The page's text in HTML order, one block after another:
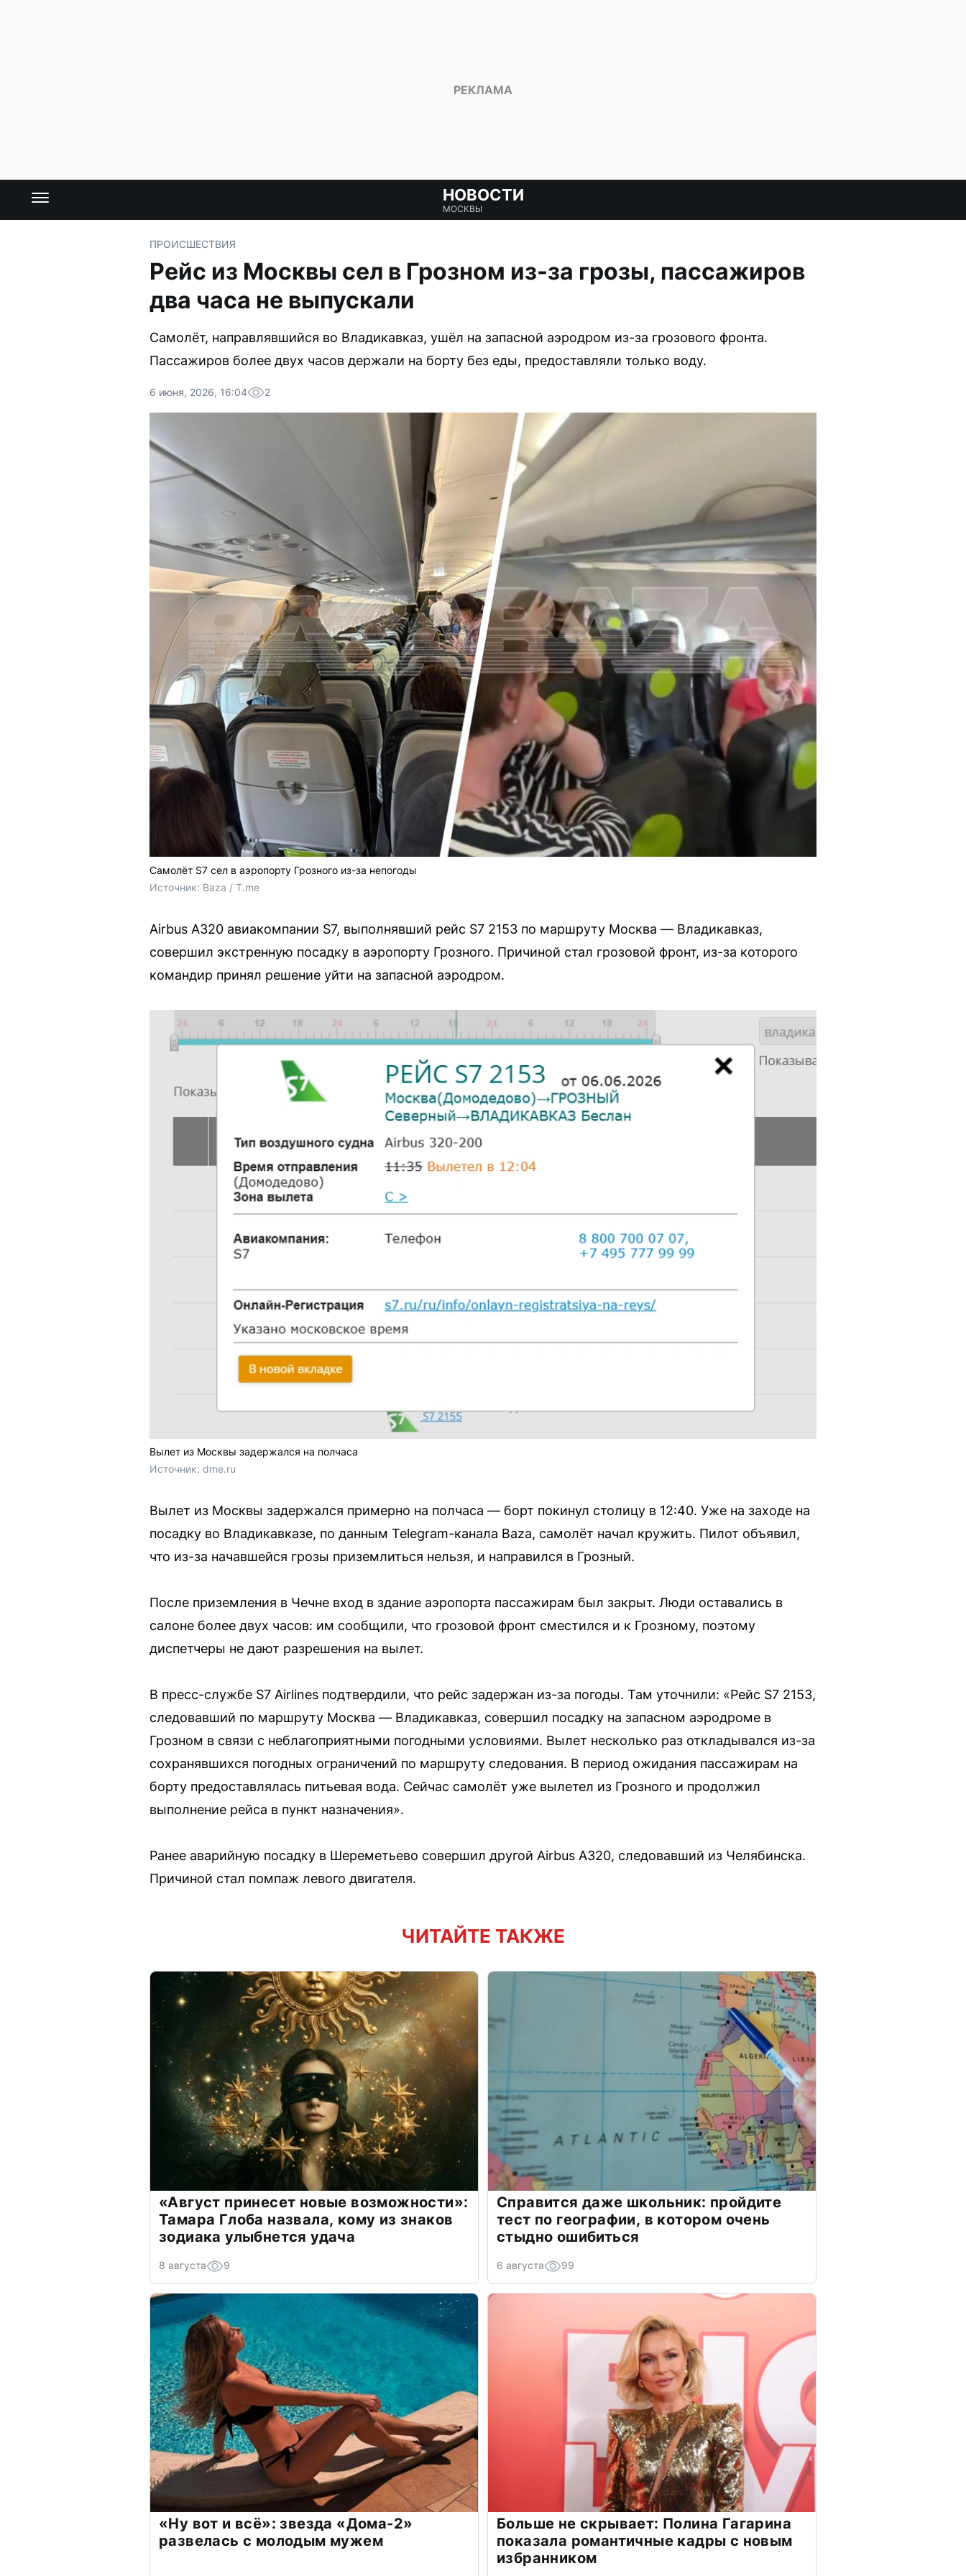
НОВОСТИ
МОСКВЫ
ПРОИСШЕСТВИЯ
Рейс из Москвы сел в Грозном из-за грозы, пассажиров
два часа не выпускали
Самолёт, направлявшийся во Владикавказ, ушёл на запасной аэродром из-за грозового фронта.
Пассажиров более двух часов держали на борту без еды, предоставляли только воду.
6 июня, 2026, 16:04 2
Самолёт S7 сел в аэропорту Грозного из-за непогоды
Источник: Baza / T.me
Airbus A320 авиакомпании S7, выполнявший рейс S7 2153 по маршруту Москва — Владикавказ,
совершил экстренную посадку в аэропорту Грозного. Причиной стал грозовой фронт, из-за которого
командир принял решение уйти на запасной аэродром.
Вылет из Москвы задержался на полчаса
Источник: dme.ru
Вылет из Москвы задержался примерно на полчаса — борт покинул столицу в 12:40. Уже на заходе на
посадку во Владикавказе, по данным Telegram-канала Baza, самолёт начал кружить. Пилот объявил,
что из-за начавшейся грозы приземлиться нельзя, и направился в Грозный.
После приземления в Чечне вход в здание аэропорта пассажирам был закрыт. Люди оставались в
салоне более двух часов: им сообщили, что грозовой фронт сместился и к Грозному, поэтому
диспетчеры не дают разрешения на вылет.
В пресс-службе S7 Airlines подтвердили, что рейс задержан из-за погоды. Там уточнили: «Рейс S7 2153,
следовавший по маршруту Москва — Владикавказ, совершил посадку на запасном аэродроме в
Грозном в связи с неблагоприятными погодными условиями. Вылет несколько раз откладывался из-за
сохранявшихся погодных ограничений по маршруту следования. В период ожидания пассажирам на
борту предоставлялась питьевая вода. Сейчас самолёт уже вылетел из Грозного и продолжил
выполнение рейса в пункт назначения».
Ранее аварийную посадку в Шереметьево совершил другой Airbus A320, следовавший из Челябинска.
Причиной стал помпаж левого двигателя.
ЧИТАЙТЕ ТАКЖЕ
«Август принесет новые возможности»:
Тамара Глоба назвала, кому из знаков
зодиака улыбнется удача
8 августа 9
Справится даже школьник: пройдите
тест по географии, в котором очень
стыдно ошибиться
6 августа 99
«Ну вот и всё»: звезда «Дома-2»
развелась с молодым мужем
Больше не скрывает: Полина Гагарина
показала романтичные кадры с новым
избранником